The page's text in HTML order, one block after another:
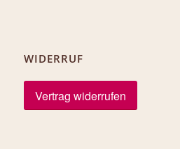
WIDERRUF
Vertrag widerrufen